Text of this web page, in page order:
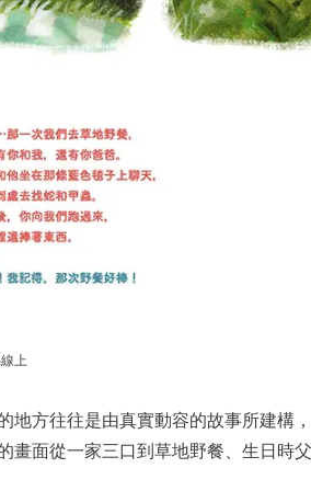
上
地方往往是由真實動容的故事所建構
畫面從一家三口到草地野餐、生日時